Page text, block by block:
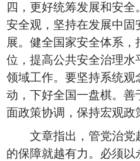
四，更好统筹发展和安
安全观，坚持在发展中固
展。健全国家安全体系
位，提高公共安全治理水
领域工作。要坚持系统观
动，下好全国一盘棋。善
面政策协调，保持宏观政
文章指出，管党治党
的保障就越有力。必须以